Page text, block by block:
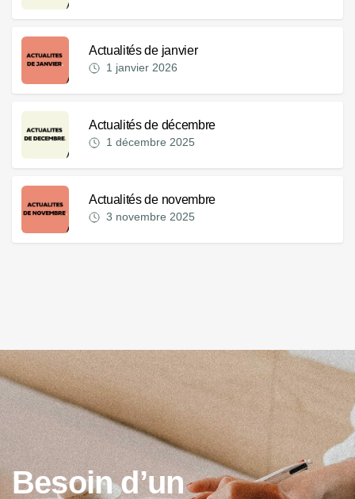
Actualités de janvier
1 janvier 2026
Actualités de décembre
1 décembre 2025
Actualités de novembre
3 novembre 2025
Besoin d’un